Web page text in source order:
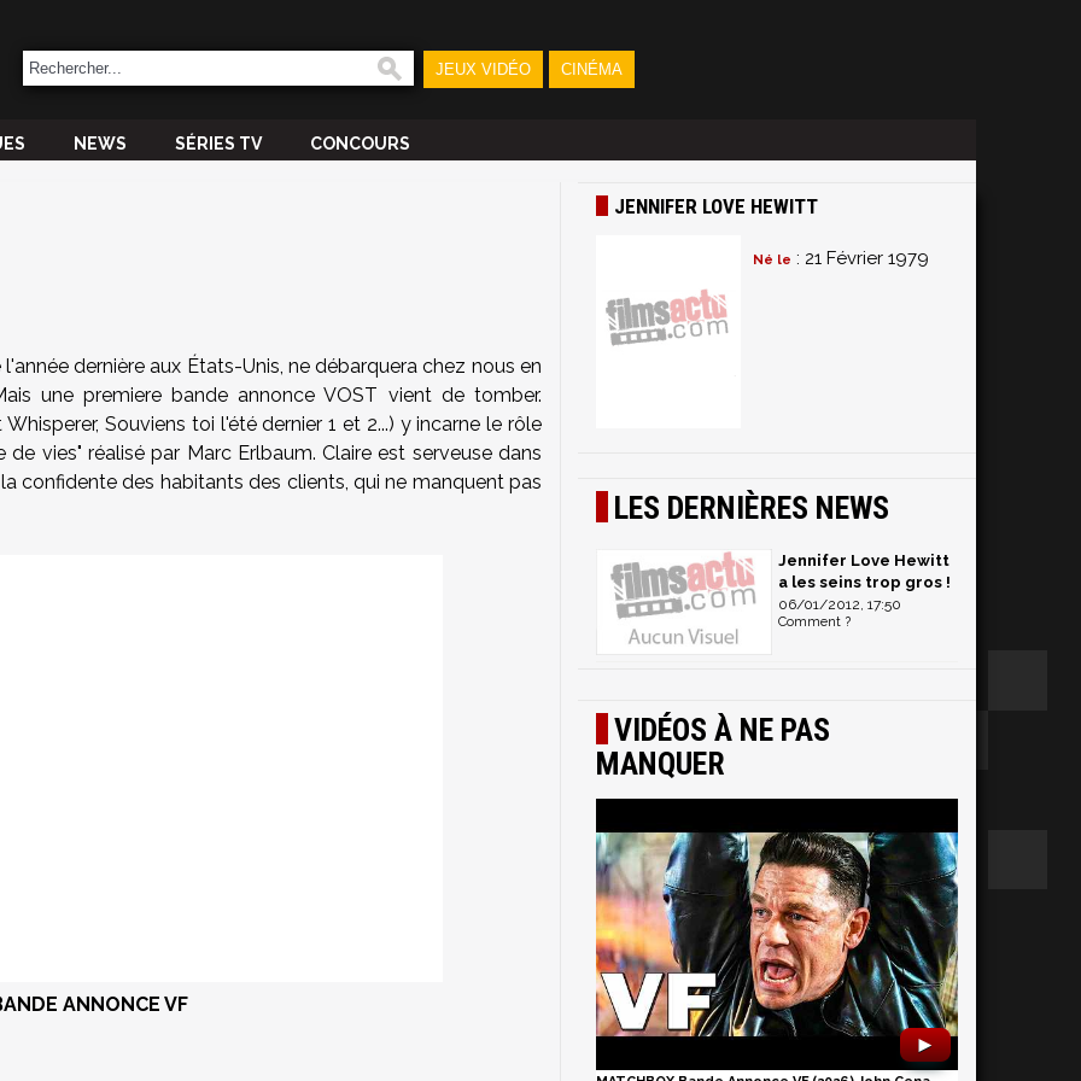
JEUX VIDÉO CINÉMA
NEWS SÉRIES TV CONCOURS
dernière aux États-Unis, ne débarquera chez nous en
une premiere bande annonce VOST vient de tomber.
Souviens toi l'été dernier 1 et 2...) y incarne le rôle
vies" réalisé par Marc Erlbaum. Claire est serveuse dans
confidente des habitants des clients, qui ne manquent pas
ANNONCE VF
JENNIFER LOVE HEWITT
Né le : 21 Février 1979
LES DERNIÈRES NEWS
Jennifer Love Hewitt
a les seins trop gros !
06/01/2012, 17:50
Comment ?
VIDÉOS À NE PAS
MANQUER
►